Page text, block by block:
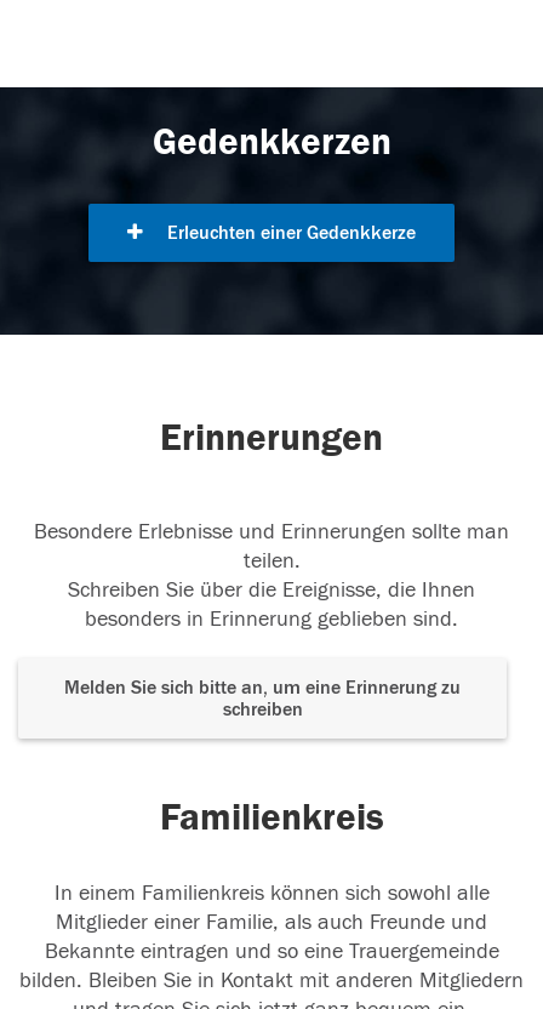
Gedenkkerzen
Erleuchten einer Gedenkkerze
Erinnerungen
Besondere Erlebnisse und Erinnerungen sollte man
teilen.
Schreiben Sie über die Ereignisse, die Ihnen
besonders in Erinnerung geblieben sind.
Melden Sie sich bitte an, um eine Erinnerung zu
schreiben
Familienkreis
In einem Familienkreis können sich sowohl alle
Mitglieder einer Familie, als auch Freunde und
Bekannte eintragen und so eine Trauergemeinde
bilden. Bleiben Sie in Kontakt mit anderen Mitgliedern